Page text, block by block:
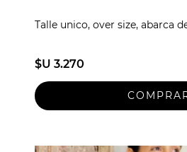
Talle unico, over size, abarca
$U 3.270